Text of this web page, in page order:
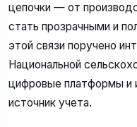
цепочки — от
стать прозрачными и
этой связи поручено
Национальной
цифровые платформы и
источник учета.